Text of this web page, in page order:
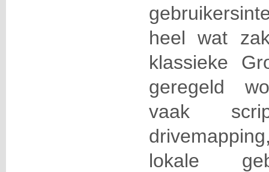
heel wat
klassieke
geregeld
vaak
lokale